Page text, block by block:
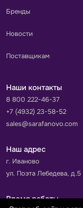
Бренды
Новости
Поставщикам
Наши контакты
8 800 222-46-37
+7 (4932) 23-58-52
sales@sarafanovo.com
Наш адрес
г. Иваново
ул. Поэта Лебедева, д.5
Время работы